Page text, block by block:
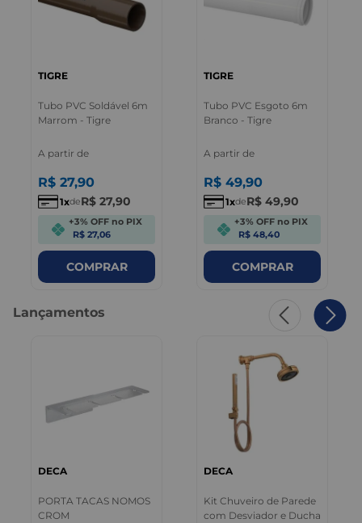
TIGRE
Tubo PVC Soldável 6m
Marrom - Tigre
A partir de
R$ 27,90
1 deR$ 27,90
+3% OFF no PIX
R$ 27,06
COMPRAR
TIGRE
Tubo PVC Esgoto 6m
Branco - Tigre
A partir de
R$ 49,90
1 deR$ 49,90
+3% OFF no PIX
R$ 48,40
COMPRAR
Lançamentos
DECA
PORTA TACAS NOMOS
CROM
DECA
Kit Chuveiro de Parede
com Desviador e Ducha